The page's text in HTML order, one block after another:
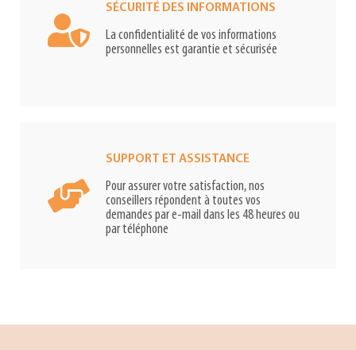
SÉCURITÉ DES INFORMATIONS
La confidentialité de vos informations
personnelles est garantie et sécurisée
SUPPORT ET ASSISTANCE
Pour assurer votre satisfaction, nos
conseillers répondent à toutes vos
demandes par e-mail dans les 48 heures ou
par téléphone